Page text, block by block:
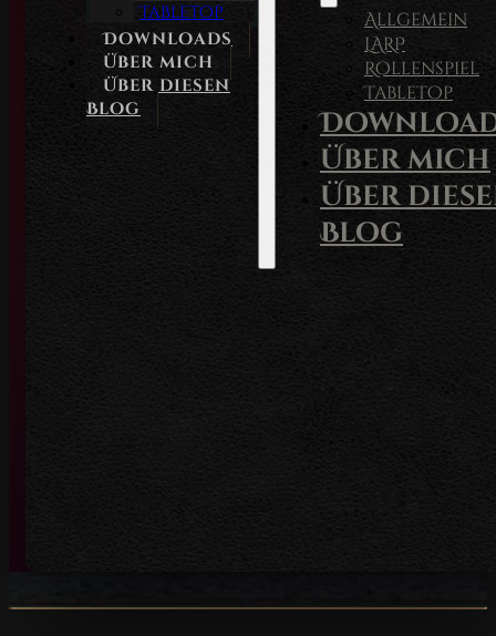
Tabletop
Downloads
Über mich
Über diesen
Blog
Allgemein
LARP
Rollenspiel
Tabletop
Über mich
Über
Blog